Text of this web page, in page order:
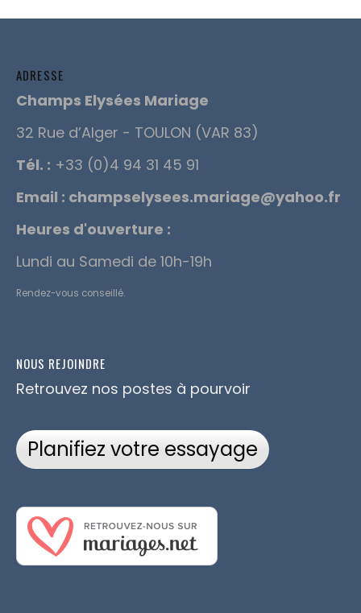
ADRESSE
Champs Elysées Mariage
32 Rue d’Alger - TOULON (VAR 83)
Tél. : +33 (0)4 94 31 45 91
Email : champselysees.mariage@yahoo.fr
Heures d'ouverture :
Lundi au Samedi de 10h-19h
Rendez-vous conseillé.
NOUS REJOINDRE
Retrouvez nos postes à pourvoir
Planifiez votre essayage